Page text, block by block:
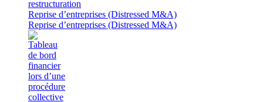
Reprise d’entreprises (Distressed M&A)
Reprise d’entreprises (Distressed M&A)